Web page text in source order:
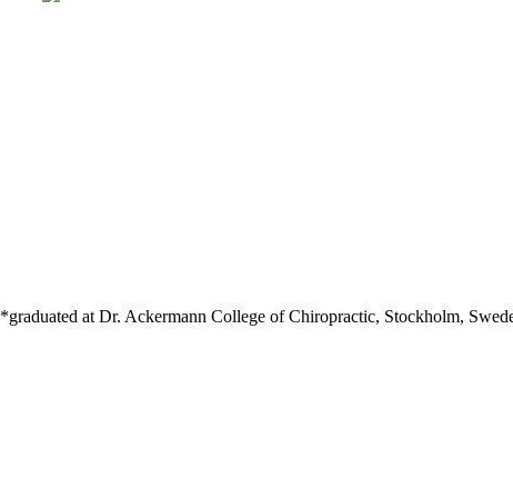
*graduated at Dr. Ackermann College of Chiropractic, Stockholm,